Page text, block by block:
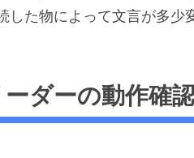
した物によって文言が多少
ダーの動作確